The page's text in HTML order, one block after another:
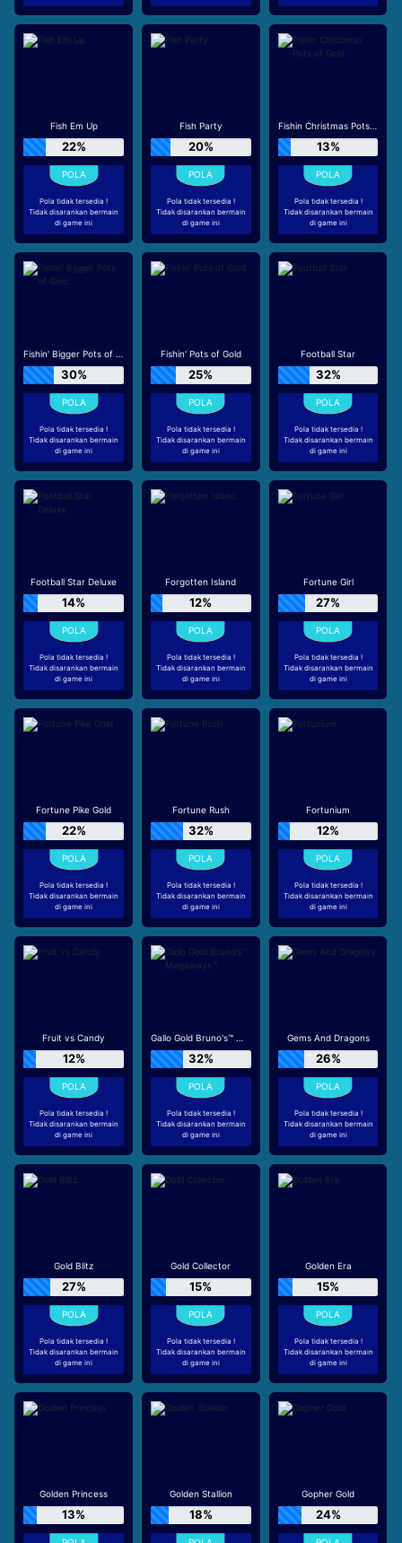
Fish Em Up
22%
Pola tidak tersedia !
Tidak disarankan bermain
di game ini
Fish Party
20%
Pola tidak tersedia !
Tidak disarankan bermain
di game ini
Fishin Christmas Pots of Gold
13%
Pola tidak tersedia !
Tidak disarankan bermain
di game ini
Fishin' Bigger Pots of Gold
30%
Pola tidak tersedia !
Tidak disarankan bermain
di game ini
Fishin' Pots of Gold
25%
Pola tidak tersedia !
Tidak disarankan bermain
di game ini
Football Star
32%
Pola tidak tersedia !
Tidak disarankan bermain
di game ini
Football Star Deluxe
14%
Pola tidak tersedia !
Tidak disarankan bermain
di game ini
Forgotten Island
12%
Pola tidak tersedia !
Tidak disarankan bermain
di game ini
Fortune Girl
27%
Pola tidak tersedia !
Tidak disarankan bermain
di game ini
Fortune Pike Gold
22%
Pola tidak tersedia !
Tidak disarankan bermain
di game ini
Fortune Rush
32%
Pola tidak tersedia !
Tidak disarankan bermain
di game ini
Fortunium
12%
Pola tidak tersedia !
Tidak disarankan bermain
di game ini
Fruit vs Candy
12%
Pola tidak tersedia !
Tidak disarankan bermain
di game ini
Gallo Gold Bruno's™ Megaways™
32%
Pola tidak tersedia !
Tidak disarankan bermain
di game ini
Gems And Dragons
26%
Pola tidak tersedia !
Tidak disarankan bermain
di game ini
Gold Blitz
27%
Pola tidak tersedia !
Tidak disarankan bermain
di game ini
Gold Collector
15%
Pola tidak tersedia !
Tidak disarankan bermain
di game ini
Golden Era
15%
Pola tidak tersedia !
Tidak disarankan bermain
di game ini
Golden Princess
13%
Golden Stallion
18%
Gopher Gold
24%